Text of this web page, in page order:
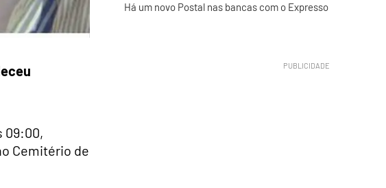
09:00,
Cemitério de
Há um novo Postal nas bancas com o Expresso